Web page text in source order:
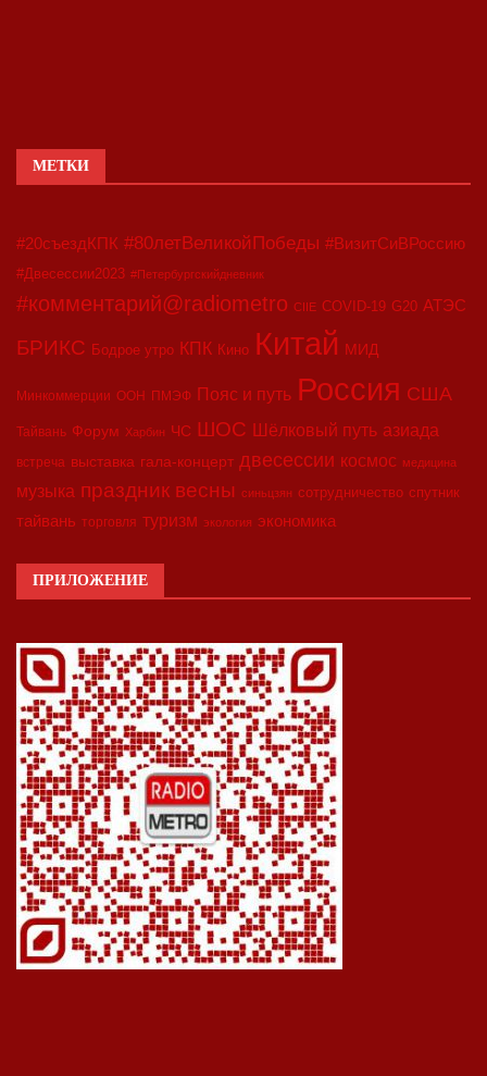
МЕТКИ
#20съездКПК #80летВеликойПобеды #ВизитСиВРоссию
#Двесессии2023 #Петербургскийдневник
#комментарий@radiometro CIIE COVID-19 G20 АТЭС
БРИКС Бодрое утро КПК Кино Китай МИД
Минкоммерции ООН ПМЭФ Пояс и путь Россия США
Тайвань Форум Харбин ЧС ШОС Шёлковый путь азиада
встреча выставка гала-концерт двесессии космос медицина
музыка праздник весны синьцзян сотрудничество спутник
тайвань торговля туризм экология экономика
ПРИЛОЖЕНИЕ